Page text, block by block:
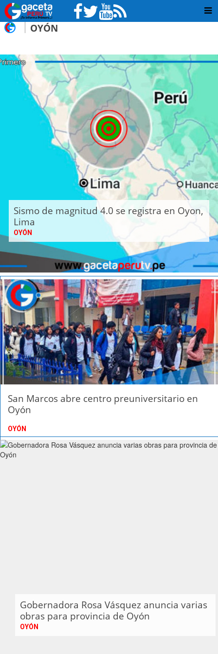
OYÓN
Sismo de magnitud 4.0 se registra en Oyon,
Lima
OYÓN
San Marcos abre centro preuniversitario en
Oyón
OYÓN
Gobernadora Rosa Vásquez anuncia varias
obras para provincia de Oyón
OYÓN